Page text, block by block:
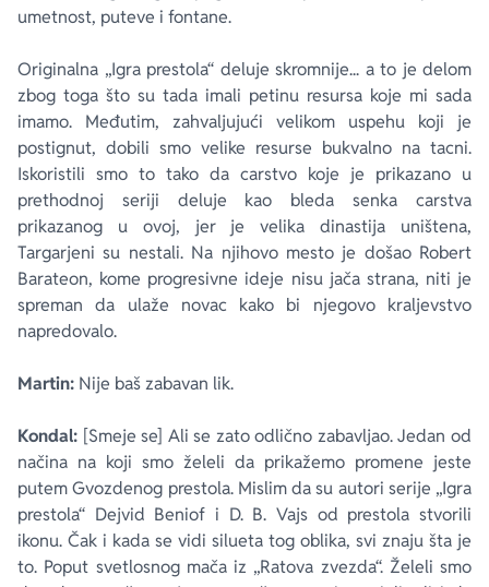
umetnost, puteve i fontane.
Originalna „Igra prestola“ deluje skromnije... a to je delom
zbog toga što su tada imali petinu resursa koje mi sada
imamo. Međutim, zahvaljujući velikom uspehu koji je
postignut, dobili smo velike resurse bukvalno na tacni.
Iskoristili smo to tako da carstvo koje je prikazano u
prethodnoj seriji deluje kao bleda senka carstva
prikazanog u ovoj, jer je velika dinastija uništena,
Targarjeni su nestali. Na njihovo mesto je došao Robert
Barateon, kome progresivne ideje nisu jača strana, niti je
spreman da ulaže novac kako bi njegovo kraljevstvo
napredovalo.
Martin: Nije baš zabavan lik.
Kondal: [Smeje se] Ali se zato odlično zabavljao. Jedan od
načina na koji smo želeli da prikažemo promene jeste
putem Gvozdenog prestola. Mislim da su autori serije „Igra
prestola“ Dejvid Beniof i D. B. Vajs od prestola stvorili
ikonu. Čak i kada se vidi silueta tog oblika, svi znaju šta je
to. Poput svetlosnog mača iz „Ratova zvezda“. Želeli smo